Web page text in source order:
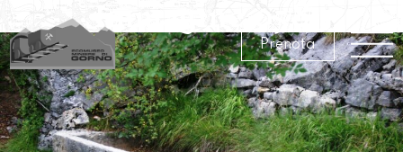
Prenota
Immagine 058